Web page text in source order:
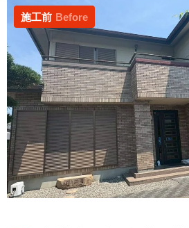
施工前 Before